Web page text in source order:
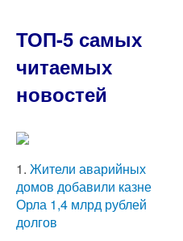
ТОП-5 самых
читаемых
новостей
1. Жители аварийных
домов добавили казне
Орла 1,4 млрд рублей
долгов